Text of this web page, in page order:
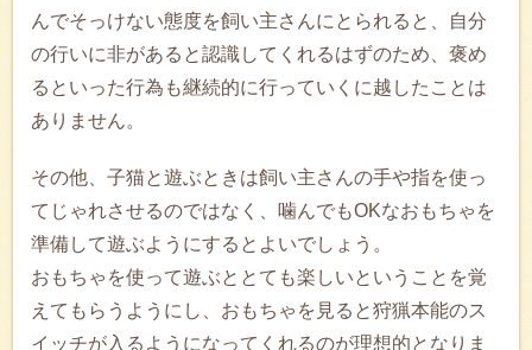
んでそっけない態度を飼い主さんにとられると、自分
の行いに非があると認識してくれるはずのため、褒め
るといった行為も継続的に行っていくに越したことは
ありません。
その他、子猫と遊ぶときは飼い主さんの手や指を使っ
てじゃれさせるのではなく、噛んでもOKなおもちゃを
準備して遊ぶようにするとよいでしょう。
おもちゃを使って遊ぶととても楽しいということを覚
えてもらうようにし、おもちゃを見ると狩猟本能のス
イッチが入るようになってくれるのが理想的となりま